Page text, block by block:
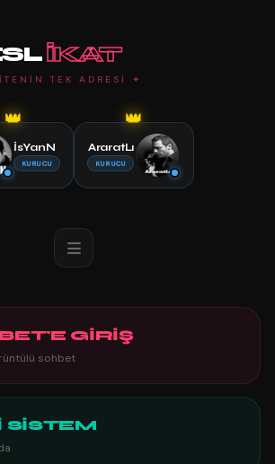
IKAT
TEK ADRESİ ✦
👑
İsYanN
KURUCU
👑
AraratLı
KURUCU
GİRİŞ
sohbet
SİSTEM